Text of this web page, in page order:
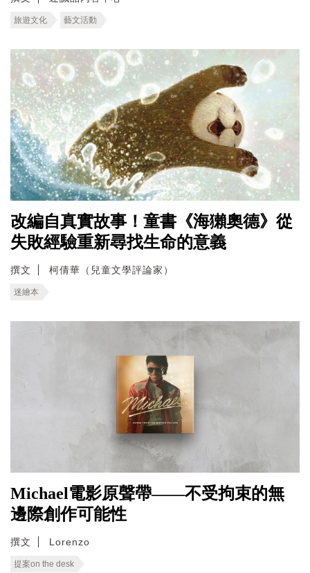
旅遊文化 藝文活動
改編自真實故事！童書《海獺奧德》從
失敗經驗重新尋找生命的意義
撰文 柯倩華（兒童文學評論家）
迷繪本
Michael電影原聲帶——不受拘束的無
邊際創作可能性
撰文 Lorenzo
提案on the desk